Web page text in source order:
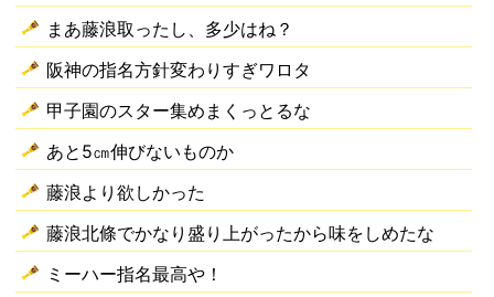
まあ藤浪取ったし、多少はね？
阪神の指名方針変わりすぎワロタ
甲子園のスター集めまくっとるな
あと5㎝伸びないものか
藤浪より欲しかった
藤浪北條でかなり盛り上がったから味をしめたな
ミーハー指名最高や！